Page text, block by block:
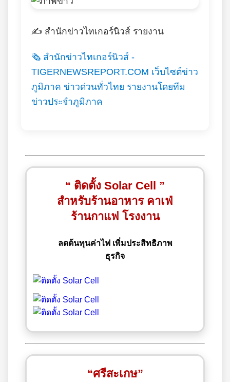
✍️ สำนักข่าวไทเกอร์นิวส์ รายงาน
🗞️ สำนักข่าวไทเกอร์นิวส์ -
TIGERNEWSREPORT.COM เว็บไซต์ข่าว
ภูมิภาค ข่าวด่วนทั่วไทย รายงานโดยทีม
ข่าวประจำภูมิภาค
“ ติดตั้ง Solar Cell ”
สำหรับร้านอาหาร คาเฟ่
ร้านกาแฟ โรงงาน
ลดต้นทุนค่าไฟ เพิ่มประสิทธิภาพ
ธุรกิจ
“ศรีสะเกษ”